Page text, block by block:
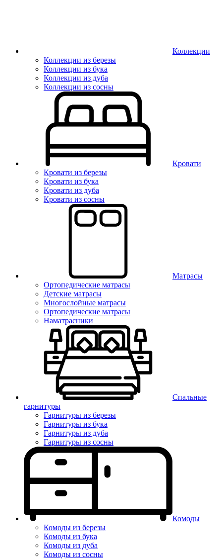
Коллекции
Коллекции из березы
Коллекции из бука
Коллекции из дуба
Коллекции из сосны
Кровати
Кровати из березы
Кровати из бука
Кровати из дуба
Кровати из сосны
Матрасы
Ортопедические матрасы
Детские матрасы
Многослойные матрасы
Ортопедические матрасы
Наматрасники
Спальные
гарнитуры
Гарнитуры из березы
Гарнитуры из бука
Гарнитуры из дуба
Гарнитуры из сосны
Комоды
Комоды из березы
Комоды из бука
Комоды из дуба
Комоды из сосны